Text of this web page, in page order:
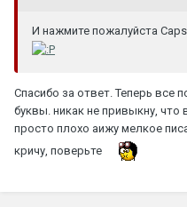
И нажмите пожалуйста
Спасибо за ответ. Теперь все
буквы. никак не привыкну, что
просто плохо аижу мелкое
кричу, поверьте